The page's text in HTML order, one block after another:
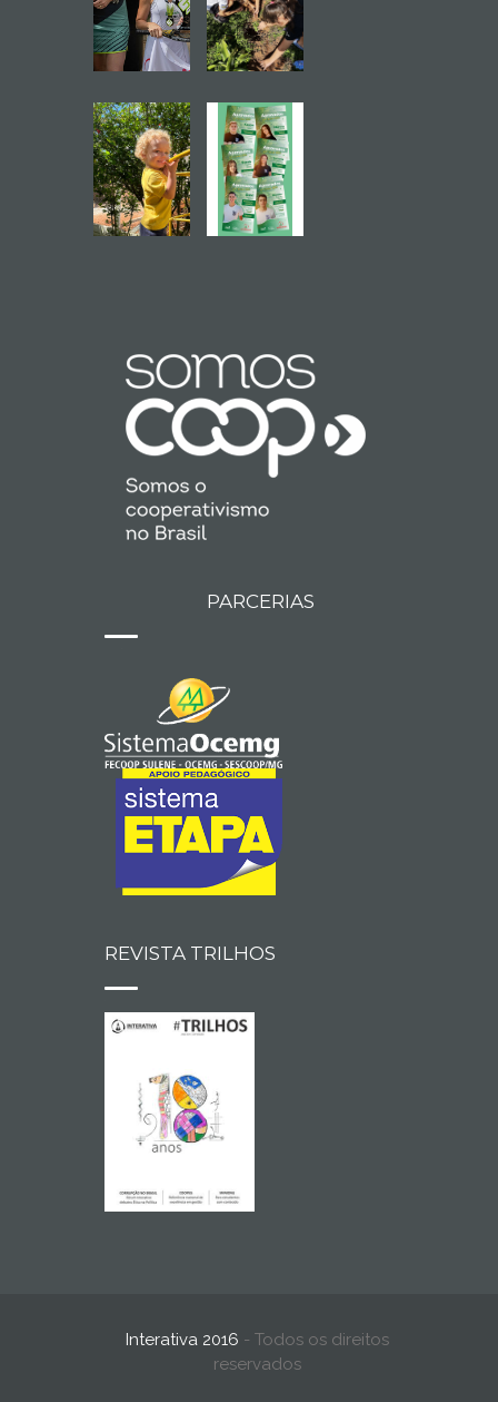
PARCERIAS
REVISTA TRILHOS
Interativa 2016 - Todos os direitos
reservados